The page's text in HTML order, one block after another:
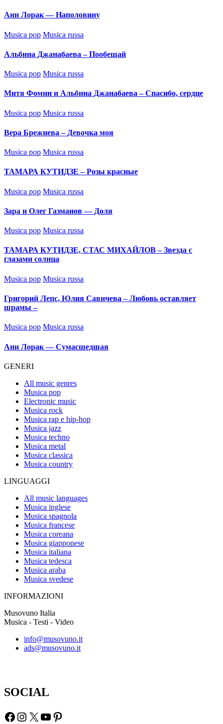
Ани Лорак — Наполовину
Posted
Musica pop Musica russa
Альбина Джанабаева – Пообещай
Posted
Musica pop Musica russa
Митя Фомин и Альбина Джанабаева – Спасибо, сердце
Posted
Musica pop Musica russa
Вера Брежнева – Девочка моя
Posted
Musica pop Musica russa
ТАМАРА КУТИДЗЕ – Розы красные
Posted
Musica pop Musica russa
Зара и Олег Газманов — Доля
Posted
Musica pop Musica russa
ТАМАРА КУТИДЗЕ, СТАС МИХАЙЛОВ – Звезда с
глазами солнца
Posted
Musica pop Musica russa
Григорий Лепс, Юлия Савичева – Любовь оставляет
шрамы –
Posted
Musica pop Musica russa
Ани Лорак — Сумасшедшая
GENERI
All music genres
Musica pop
Electronic music
Musica rock
Musica rap e hip-hop
Musica jazz
Musica techno
Musica metal
Musica classica
Musica country
LINGUAGGI
All music languages
Musica inglese
Musica spagnola
Musica francese
Musica coreana
Musica giapponese
Musica italiana
Musica tedesca
Musica araba
Musica svedese
INFORMAZIONI
Musovuno Italia
Musica - Testi - Video
info@musovuno.it
ads@musovuno.it
SOCIAL
Facebook
Instagram
X YouTube
Pinterest